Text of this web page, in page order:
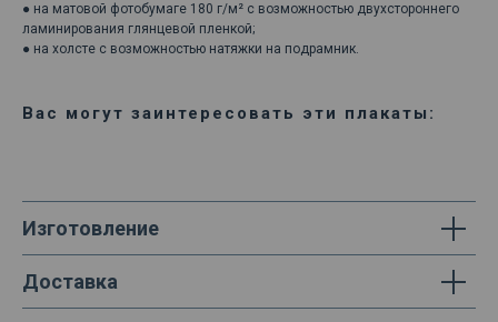
● на матовой фотобумаге 180 г/м² с возможностью двухстороннего
ламинирования глянцевой пленкой;
● на холсте с возможностью натяжки на подрамник.
Вас могут заинтересовать эти плакаты:
Изготовление
Доставка